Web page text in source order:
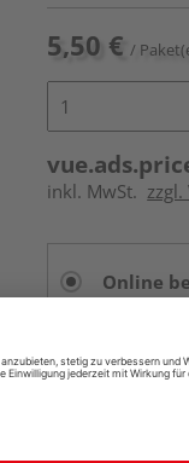
5,50 € /
inkl. MwSt.
Online